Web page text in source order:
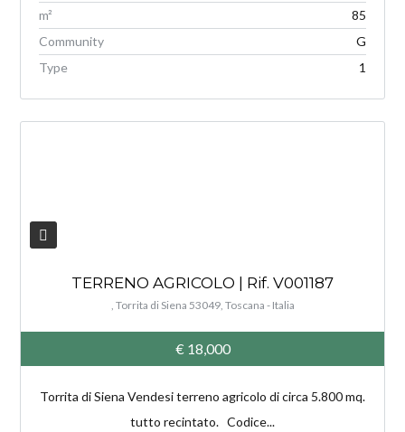
m²
85
Community
G
Type
1
TERRENO AGRICOLO | Rif. V001187
, Torrita di Siena 53049, Toscana - Italia
€ 18,000
Torrita di Siena Vendesi terreno agricolo di circa 5.800 mq.
tutto recintato. Codice...